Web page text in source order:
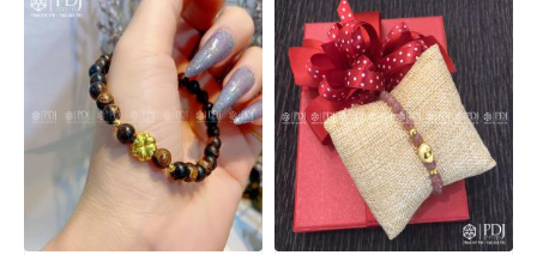
XEM CHI TIẾT XEM CHI TIẾT